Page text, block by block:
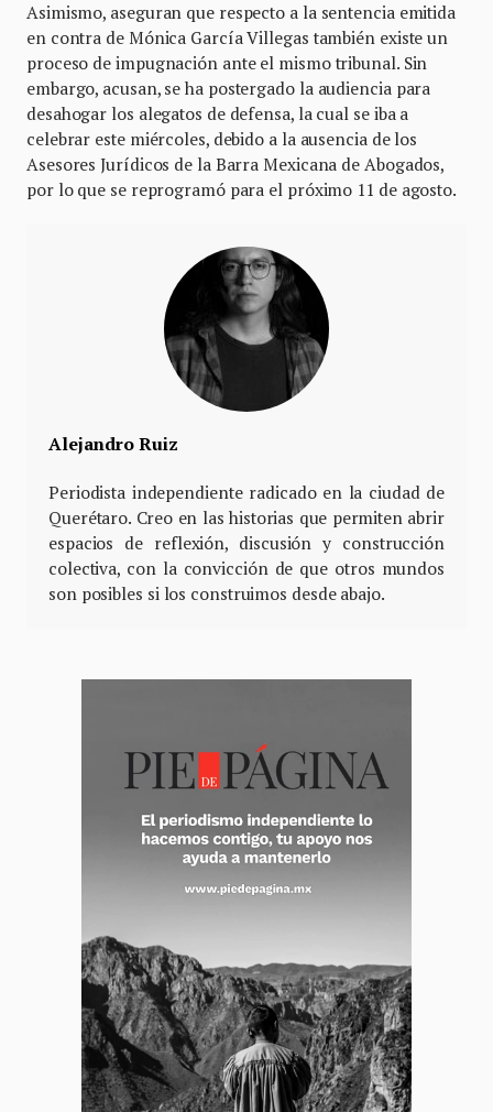
Asimismo, aseguran que respecto a la sentencia emitida
en contra de Mónica García Villegas también existe un
proceso de impugnación ante el mismo tribunal. Sin
embargo, acusan, se ha postergado la audiencia para
desahogar los alegatos de defensa, la cual se iba a
celebrar este miércoles, debido a la ausencia de los
Asesores Jurídicos de la Barra Mexicana de Abogados,
por lo que se reprogramó para el próximo 11 de agosto.
Alejandro Ruiz
Periodista independiente radicado en la ciudad de
Querétaro. Creo en las historias que permiten abrir
espacios de reflexión, discusión y construcción
colectiva, con la convicción de que otros mundos
son posibles si los construimos desde abajo.